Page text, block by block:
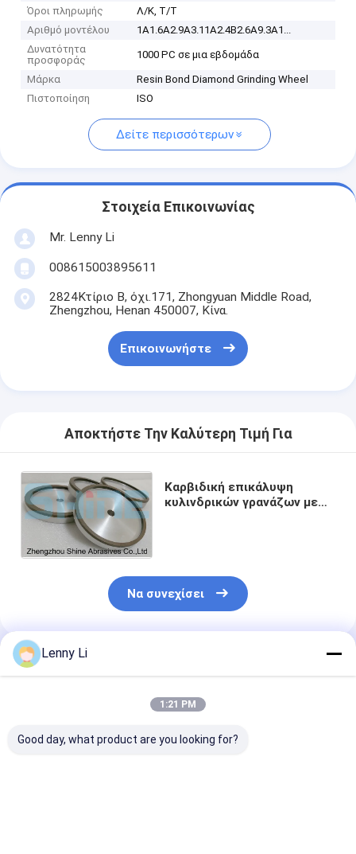
Όροι πληρωμής
Λ/Κ, Τ/Τ
Αριθμό μοντέλου
1Α1.6Α2.9Α3.11Α2.4Β2.6Α9.3Α1...
Δυνατότητα
προσφοράς
1000 PC σε μια εβδομάδα
Μάρκα
Resin Bond Diamond Grinding Wheel
Πιστοποίηση
ISO
Δείτε περισσότερων
Στοιχεία Επικοινωνίας
Mr. Lenny Li
008615003895611
2824Κτίριο Β, όχι.171, Zhongyuan Middle Road,
Zhengzhou, Henan 450007, Κίνα.
Επικοινωνήστε
Αποκτήστε Την Καλύτερη Τιμή Για
Καρβιδική επικάλυψη
κυλινδρικών γρανάζων με
Να συνεχίσει
Συνιστώμενα Προϊόντα
Lenny Li
1:21 PM
Good day, what product are you looking for?